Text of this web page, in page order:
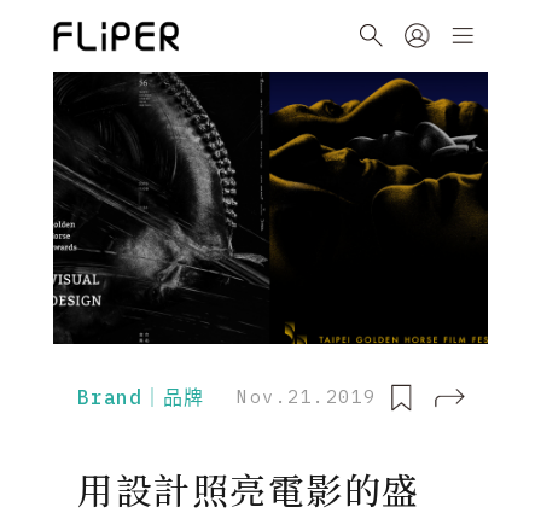
Brand｜品牌 Nov.21.2019
用設計照亮電影的盛